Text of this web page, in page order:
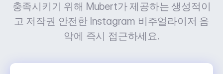
충족시키기 위해 Mubert가 제공하는 생성적이
고 저작권 안전한 Instagram 비주얼라이저 음
악에 즉시 접근하세요.